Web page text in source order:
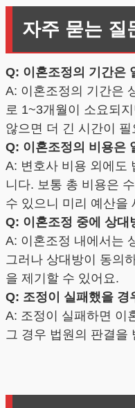
자주 묻는 질
Q: 이혼조정의 기간은
A: 이혼조정의 기간은
로 1~3개월이 소요되
않으면 더 긴 시간이
Q: 이혼조정의 비용은
A: 변호사 비용 외에도
니다. 보통 총 비용은
수 있으니 미리 예산을
Q: 이혼조정 중에 상대
A: 이혼조정 내에서는
그러나 상대방이 동의
을 제기할 수 있어요.
Q: 조정이 실패했을 경
A: 조정이 실패하면 이
그 경우 법원의 판결을